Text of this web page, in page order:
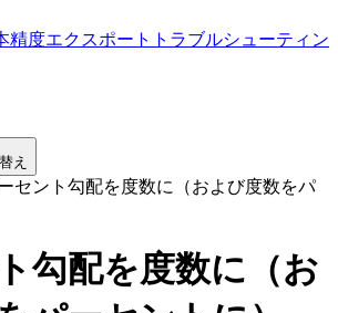
精度エクスポート トラブルシューティン
え
セント勾配を度数に（および度数をパ
勾配を度数に（お